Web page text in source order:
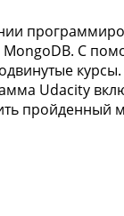
MongoDB. С
курсы.
Udacity
пройденный